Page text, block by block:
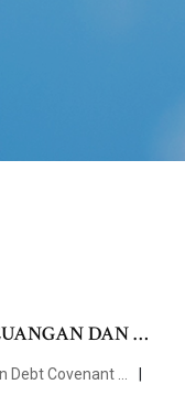
DAN …
Debt Covenant ...